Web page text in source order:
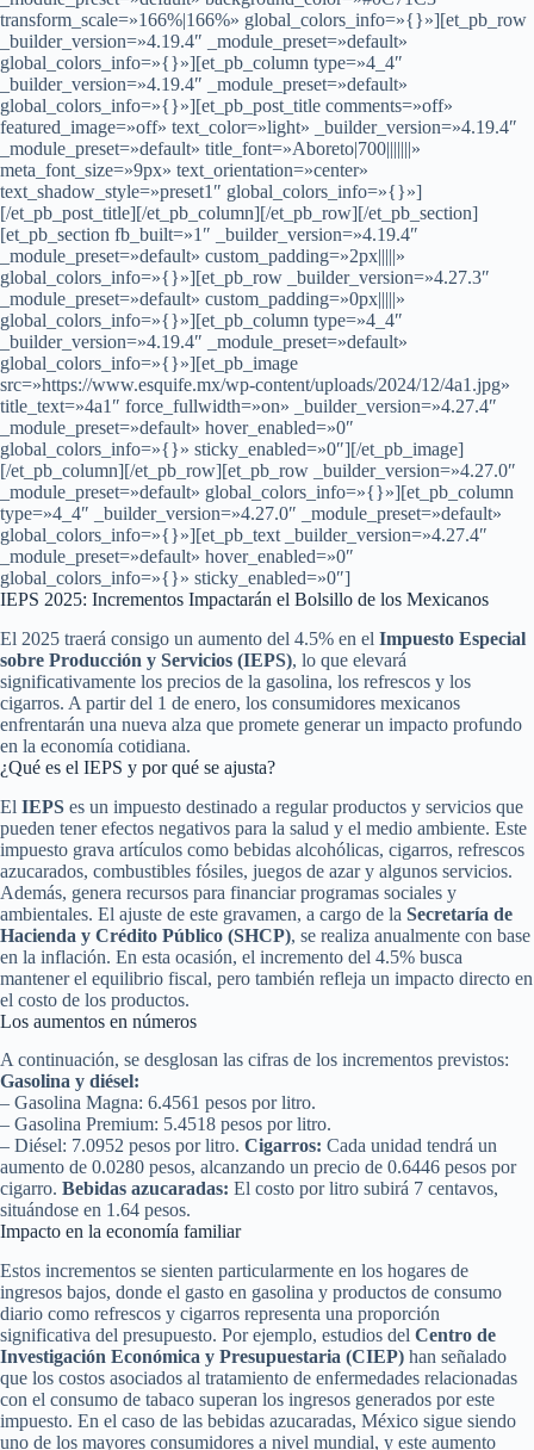
transform_scale=»166%|166%» global_colors_info=»{}»][et_pb_row
_builder_version=»4.19.4″ _module_preset=»default»
global_colors_info=»{}»][et_pb_column type=»4_4″
_builder_version=»4.19.4″ _module_preset=»default»
global_colors_info=»{}»][et_pb_post_title comments=»off»
featured_image=»off» text_color=»light» _builder_version=»4.19.4″
_module_preset=»default» title_font=»Aboreto|700|||||||»
meta_font_size=»9px» text_orientation=»center»
text_shadow_style=»preset1″ global_colors_info=»{}»]
[/et_pb_post_title][/et_pb_column][/et_pb_row][/et_pb_section]
[et_pb_section fb_built=»1″ _builder_version=»4.19.4″
_module_preset=»default» custom_padding=»2px|||||»
global_colors_info=»{}»][et_pb_row _builder_version=»4.27.3″
_module_preset=»default» custom_padding=»0px|||||»
global_colors_info=»{}»][et_pb_column type=»4_4″
_builder_version=»4.19.4″ _module_preset=»default»
global_colors_info=»{}»][et_pb_image
src=»https://www.esquife.mx/wp-content/uploads/2024/12/4a1.jpg»
title_text=»4a1″ force_fullwidth=»on» _builder_version=»4.27.4″
_module_preset=»default» hover_enabled=»0″
global_colors_info=»{}» sticky_enabled=»0″][/et_pb_image]
[/et_pb_column][/et_pb_row][et_pb_row _builder_version=»4.27.0″
_module_preset=»default» global_colors_info=»{}»][et_pb_column
type=»4_4″ _builder_version=»4.27.0″ _module_preset=»default»
global_colors_info=»{}»][et_pb_text _builder_version=»4.27.4″
_module_preset=»default» hover_enabled=»0″
global_colors_info=»{}» sticky_enabled=»0″]
IEPS 2025: Incrementos Impactarán el Bolsillo de los Mexicanos
El 2025 traerá consigo un aumento del 4.5% en el Impuesto Especial
sobre Producción y Servicios (IEPS), lo que elevará
significativamente los precios de la gasolina, los refrescos y los
cigarros. A partir del 1 de enero, los consumidores mexicanos
enfrentarán una nueva alza que promete generar un impacto profundo
en la economía cotidiana.
¿Qué es el IEPS y por qué se ajusta?
El IEPS es un impuesto destinado a regular productos y servicios que
pueden tener efectos negativos para la salud y el medio ambiente. Este
impuesto grava artículos como bebidas alcohólicas, cigarros, refrescos
azucarados, combustibles fósiles, juegos de azar y algunos servicios.
Además, genera recursos para financiar programas sociales y
ambientales. El ajuste de este gravamen, a cargo de la Secretaría de
Hacienda y Crédito Público (SHCP), se realiza anualmente con base
en la inflación. En esta ocasión, el incremento del 4.5% busca
mantener el equilibrio fiscal, pero también refleja un impacto directo en
el costo de los productos.
Los aumentos en números
A continuación, se desglosan las cifras de los incrementos previstos:
Gasolina y diésel:
– Gasolina Magna: 6.4561 pesos por litro.
– Gasolina Premium: 5.4518 pesos por litro.
– Diésel: 7.0952 pesos por litro. Cigarros: Cada unidad tendrá un
aumento de 0.0280 pesos, alcanzando un precio de 0.6446 pesos por
cigarro. Bebidas azucaradas: El costo por litro subirá 7 centavos,
situándose en 1.64 pesos.
Impacto en la economía familiar
Estos incrementos se sienten particularmente en los hogares de
ingresos bajos, donde el gasto en gasolina y productos de consumo
diario como refrescos y cigarros representa una proporción
significativa del presupuesto. Por ejemplo, estudios del Centro de
Investigación Económica y Presupuestaria (CIEP) han señalado
que los costos asociados al tratamiento de enfermedades relacionadas
con el consumo de tabaco superan los ingresos generados por este
impuesto. En el caso de las bebidas azucaradas, México sigue siendo
uno de los mayores consumidores a nivel mundial, y este aumento